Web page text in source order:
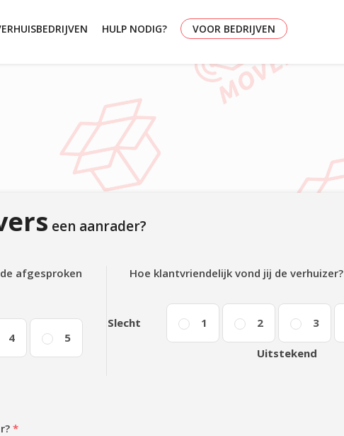
HULP NODIG? VOOR BEDRIJVEN
een aanrader?
afgesproken
4 5
Hoe klantvriendelijk vond jij de verhuizer?
Slecht 1 2 3
Uitstekend
*